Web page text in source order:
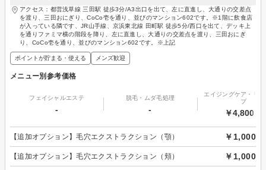
アクセス：都営浅草線 三田駅 徒歩3分/A3出口を出て、左に直進し、大通りの交差点
を渡り、三田おにぎり、CoCo壱を通り、並びのマンション602です。※1階に飲食店
が入っている隣です、JR山手線、京浜東北線 田町駅 徒歩5分/西口を出て、デッキ上
を通りファミマ横の階段を降り、左に直進し、大通りの交差点を渡り、三田おにぎ
り、CoCo壱を通り、並びのマンション602です。※上記
ポイントが貯まる・使える メンズ歓迎
メニュー別参考価格
フェイシャルエステ
-
脱毛・ムダ毛処理
-
エイジングケア・リ
プ
￥4,800～
【追加オプション】毛穴エクストラクション（顎） ￥1,000
【追加オプション】毛穴エクストラクション（頬） ￥1,000